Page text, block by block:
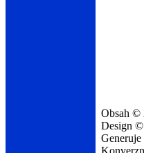
Obsah ©
Design
Generuje